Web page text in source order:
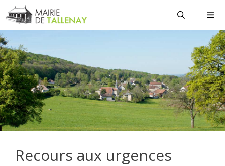
Aller
au
contenu
Recours aux urgences